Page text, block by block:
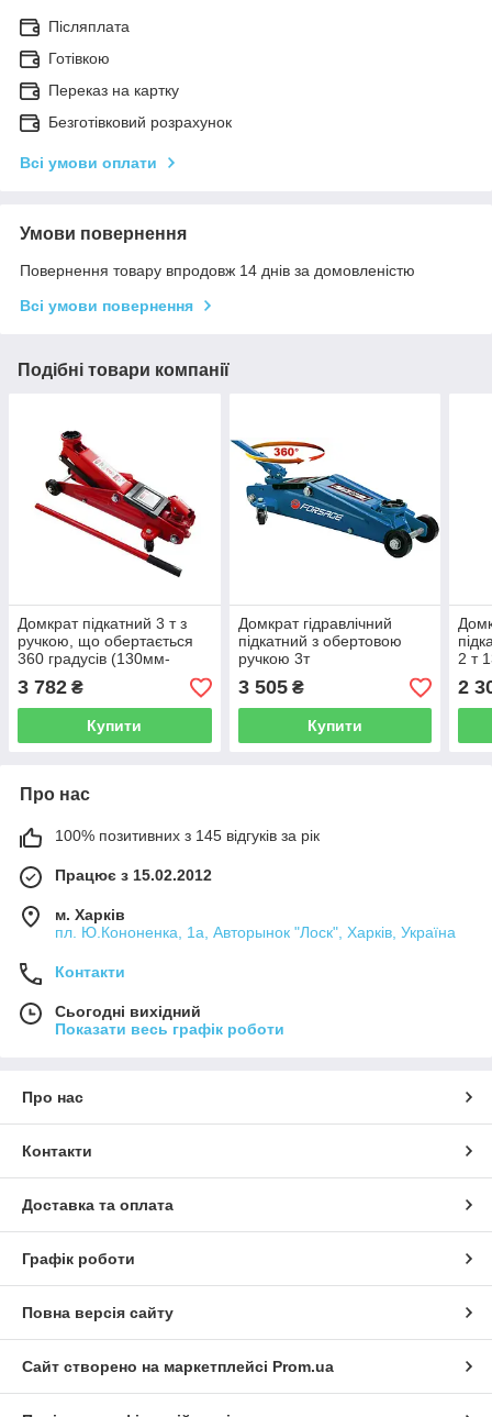
Післяплата
Готівкою
Переказ на картку
Безготівковий розрахунок
Всі умови оплати
Умови повернення
Повернення товару впродовж 14 днів за домовленістю
Всі умови повернення
Подібні товари компанії
Домкрат підкатний 3 т з
ручкою, що обертається
360 градусів (130мм-
410мм) Rock FORCE RF-
T83003C (Код:2500)
3 782 ₴
Купити
Домкрат гідравлічний
підкатний з обертовою
ручкою 3т
(130мм-410мм)вузька
база Forsage F-T83003C
(Код:4084)
3 505₴
Купити
2 т
ДП-
2
Про нас
100% позитивних з 145 відгуків за рік
Працює з 15.02.2012
м. Харків
пл. Ю.Кононенка, 1а, Авторынок "Лоск", Харків, Україна
Контакти
Сьогодні вихідний
Показати весь графік роботи
Про нас
Контакти
Доставка та оплата
Графік роботи
Повна версія сайту
Сайт створено на маркетплейсі Prom.ua